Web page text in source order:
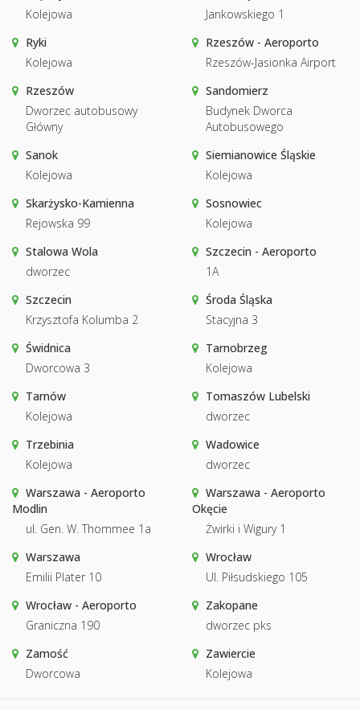
Kolejowa
Jankowskiego 1
Ryki
Kolejowa
Rzeszów - Aeroporto
Rzeszów-Jasionka Airport
Rzeszów
Dworzec autobusowy
Główny
Sandomierz
Budynek Dworca
Autobusowego
Sanok
Kolejowa
Siemianowice Śląskie
Kolejowa
Skarżysko-Kamienna
Rejowska 99
Sosnowiec
Kolejowa
Stalowa Wola
dworzec
Szczecin - Aeroporto
1A
Szczecin
Krzysztofa Kolumba 2
Środa Śląska
Stacyjna 3
Świdnica
Dworcowa 3
Tarnobrzeg
Kolejowa
Tarnów
Kolejowa
Tomaszów Lubelski
dworzec
Trzebinia
Kolejowa
Wadowice
dworzec
Warszawa - Aeroporto
Modlin
ul. Gen. W. Thommee 1a
Warszawa - Aeroporto
Okęcie
Żwirki i Wigury 1
Warszawa
Emilii Plater 10
Wrocław
Ul. Piłsudskiego 105
Wrocław - Aeroporto
Graniczna 190
Zakopane
dworzec pks
Zamość
Dworcowa
Zawiercie
Kolejowa